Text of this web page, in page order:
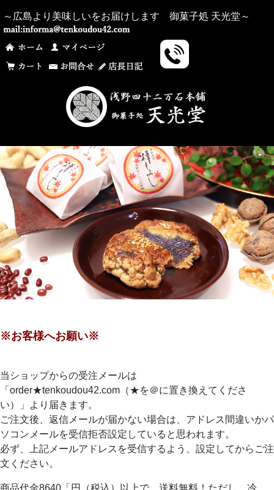
～広島より美味しいをお届けします 御菓子処 天光堂～
※お客様へお願い※
当ショップからの受注メールは
「order★tenkoudou42.com（★を＠に置き換えてくださ
い）」より届きます。
ご注文後、返信メールが届かない場合は、アドレス間違いかパ
ソコンメールを受信拒否設定していると思われます。
必ず、上記メールアドレスを受信するよう、設定してからご注
文ください。
商品代金8640「円（税込）以上で、送料無料！ただし、冷